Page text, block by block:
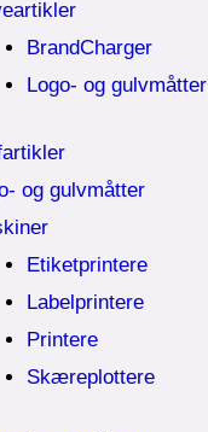
BrandCharger
Logo- og gulvmåtter
og gulvmåtter
Etiketprintere
Labelprintere
Printere
Skæreplottere